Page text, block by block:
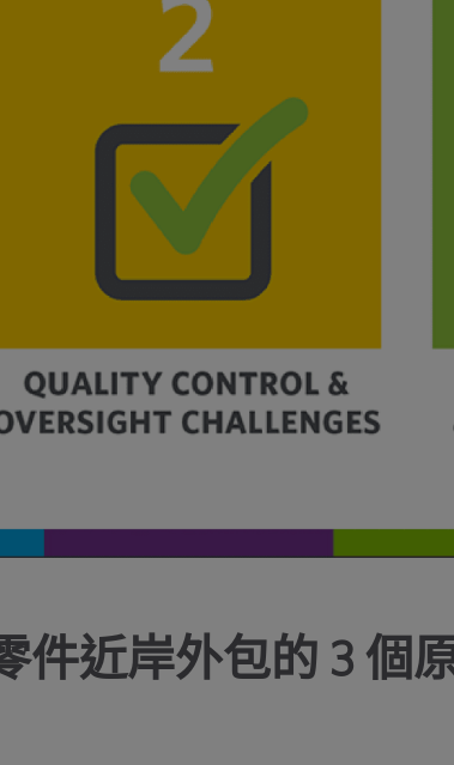
件近岸外包的 3 個